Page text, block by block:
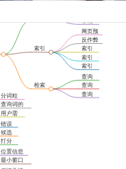
查询
查询
纠错
查询
分析
索引
更新
索引
构建
索引
拆分
反作弊
分析
网页预
处理
平台
最小窗口
长度排序
位置信息
索引法
打分
排序
候选
召回
错误
判断
用户需
求分析
查询词的
属性分析
分词粒
度分析
检索
索引
系统